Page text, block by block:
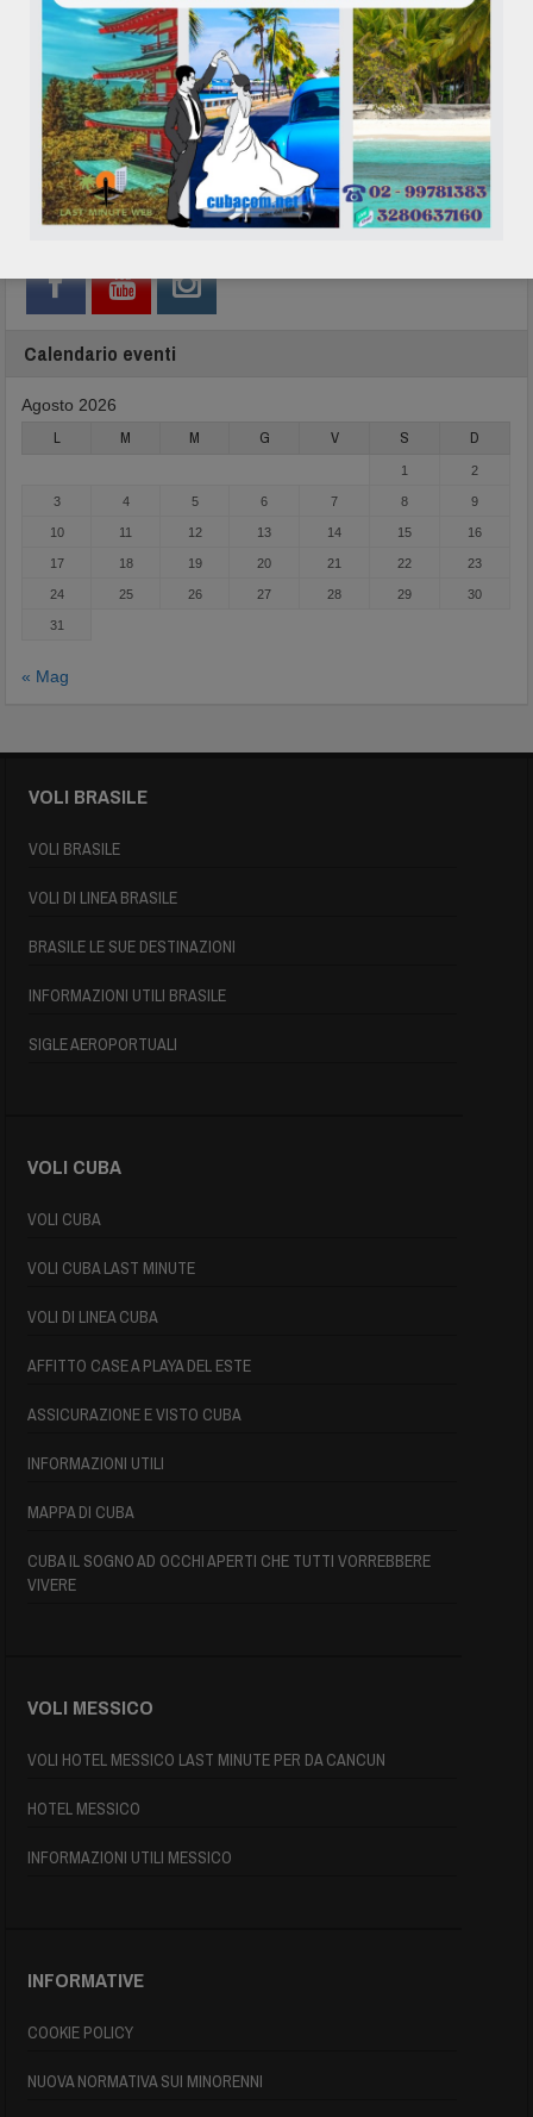
Network
Calendario eventi
Agosto 2026
L M M G V S D
1 2
3 4 5 6 7 8 9
10 11 12 13 14 15 16
17 18 19 20 21 22 23
24 25 26 27 28 29 30
31
« Mag
VOLI BRASILE
VOLI BRASILE
VOLI DI LINEA BRASILE
BRASILE LE SUE DESTINAZIONI
INFORMAZIONI UTILI BRASILE
SIGLE AEROPORTUALI
VOLI CUBA
VOLI CUBA
VOLI CUBA LAST MINUTE
VOLI DI LINEA CUBA
AFFITTO CASE A PLAYA DEL ESTE
ASSICURAZIONE E VISTO CUBA
INFORMAZIONI UTILI
MAPPA DI CUBA
CUBA IL SOGNO AD OCCHI APERTI CHE TUTTI VORREBBERE
VIVERE
VOLI MESSICO
VOLI HOTEL MESSICO LAST MINUTE PER DA CANCUN
HOTEL MESSICO
INFORMAZIONI UTILI MESSICO
INFORMATIVE
COOKIE POLICY
NUOVA NORMATIVA SUI MINORENNI